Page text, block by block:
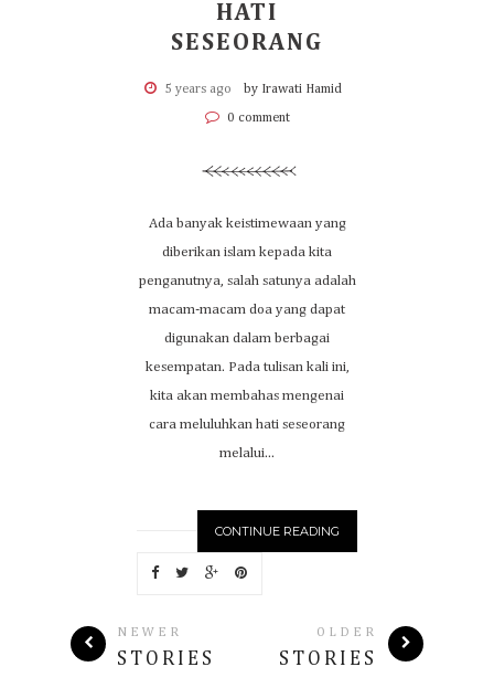
HATI
SESEORANG
5 years ago by Irawati Hamid
0 comment
Ada banyak keistimewaan yang
diberikan islam kepada kita
penganutnya, salah satunya adalah
macam-macam doa yang dapat
digunakan dalam berbagai
kesempatan. Pada tulisan kali ini,
kita akan membahas mengenai
cara meluluhkan hati seseorang
melalui...
CONTINUE READING
NEWER
STORIES
OLDER
STORIES